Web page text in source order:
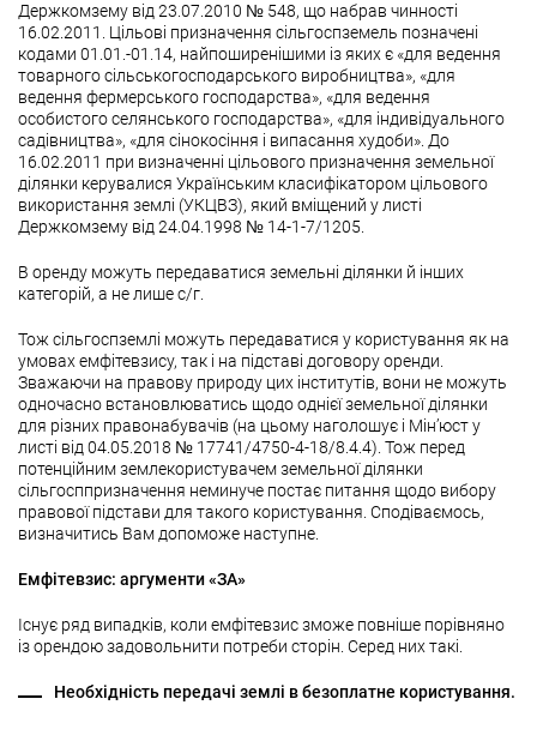
Держкомзему від 23.07.2010 № 548, що набрав чинності
16.02.2011. Цільові призначення сільгоспземель позначені
кодами 01.01.-01.14, найпоширенішими із яких є «для ведення
товарного сільськогосподарського виробництва», «для
ведення фермерського господарства», «для ведення
особистого селянського господарства», «для індивідуального
садівництва», «для сінокосіння і випасання худоби». До
16.02.2011 при визначенні цільового призначення земельної
ділянки керувалися Українським класифікатором цільового
використання землі (УКЦВЗ), який вміщений у листі
Держкомзему від 24.04.1998 № 14-1-7/1205.
В оренду можуть передаватися земельні ділянки й інших
категорій, а не лише с/г.
Тож сільгоспземлі можуть передаватися у користування як на
умовах емфітевзису, так і на підставі договору оренди.
Зважаючи на правову природу цих інститутів, вони не можуть
одночасно встановлюватись щодо однієї земельної ділянки
для різних правонабувачів (на цьому наголошує і Мін’юст у
листі від 04.05.2018 № 17741/4750-4-18/8.4.4). Тож перед
потенційним землекористувачем земельної ділянки
сільгосппризначення неминуче постає питання щодо вибору
правової підстави для такого користування. Сподіваємось,
визначитись Вам допоможе наступне.
Емфітевзис: аргументи «ЗА»
Існує ряд випадків, коли емфітевзис зможе повніше порівняно
із орендою задовольнити потреби сторін. Серед них такі.
Необхідність передачі землі в безоплатне користування.